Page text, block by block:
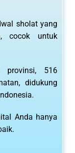
sholat yang
cocok untuk
provinsi, 516
didukung
Anda hanya